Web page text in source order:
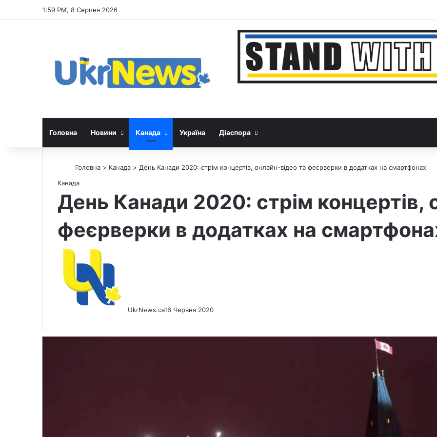
1:59 PM, 8 Серпня 2026
Google News
Threads
Головна Новини Канада Україна Діаспора
Головна > Канада > День Канади 2020: стрім концертів, онлайн-відео та феєрверки в додатках на смартфонах
Канада
День Канади 2020: стрім концертів,
феєрверки в додатках на
UkrNews.ca16 Червня 2020